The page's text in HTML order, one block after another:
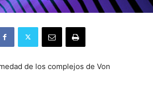
de los complejos de Von